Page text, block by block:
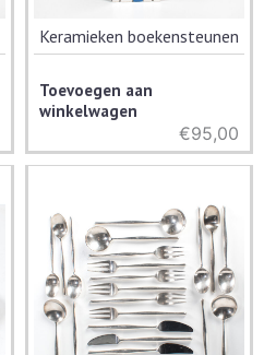
Keramieken boekensteunen
Toevoegen aan
winkelwagen
€95,00